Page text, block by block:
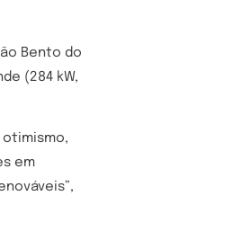
Bento do
(284 kW,
otimismo,
em